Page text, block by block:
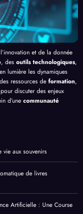
et de la donnée
, des outils technologiques,
lumière les dynamiques
ressources de formation,
discuter des enjeux
d’une communauté
aux souvenirs
de livres
Artificielle : Une Course